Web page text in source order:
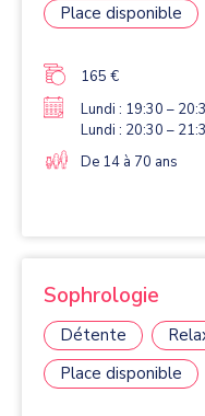
Place disponible
165 €
Lundi : 19:30 –
Lundi : 20:30 –
De 14 à 70 ans
Sophrologie
Détente
Place disponible